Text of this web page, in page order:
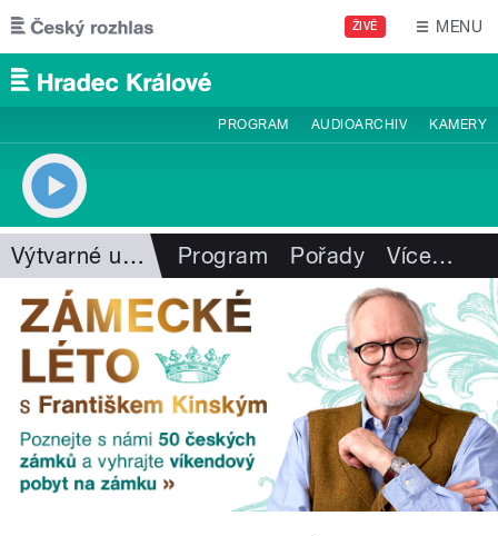
Přejít k hlavnímu obsahu
ŽIVĚ MENU
PROGRAM AUDIOARCHIV KAMERY
Výtvarné umění Program Pořady Více…